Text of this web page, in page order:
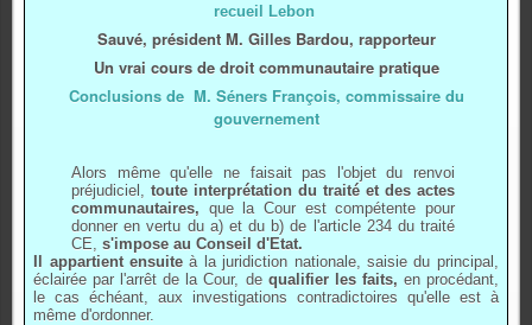
recueil Lebon
Sauvé, président M. Gilles Bardou, rapporteur
Un vrai cours de droit communautaire pratique
Conclusions de M. Séners François, commissaire du
gouvernement
Alors même qu'elle ne faisait pas l'objet du renvoi
préjudiciel,toute interprétation du traité et des actes
communautaires, que la Cour est compétente pour
donner en vertu du a) et du b) de l'article 234 du traité
CE,s'impose au Conseil d'Etat.
Il appartientensuite à la juridiction nationale, saisie du principal,
éclairée par l'arrêt de la Cour, de qualifier les faits, en procédant,
le cas échéant, aux investigations contradictoires qu'elle est à
même d'ordonner.